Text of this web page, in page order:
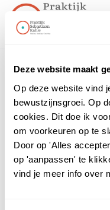
Deze website maakt
Op deze website vind
bewustzijnsgroei. Op
cookies. Dit doe ik
om voorkeuren op te
Door op 'Alles
op 'aanpassen' te
vind je meer info over
Home Kennisbank